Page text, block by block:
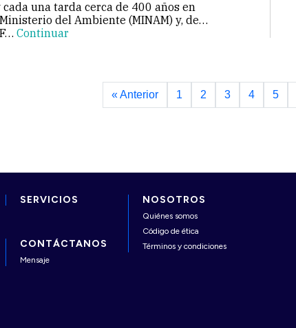
una tarda cerca de 400 años en
del Ambiente (MINAM) y, de
Continuar
« Anterior 1 2 3 4 5
SERVICIOS
CONTÁCTANOS
Mensaje
NOSOTROS
Quiénes somos
Código de ética
Términos y condiciones